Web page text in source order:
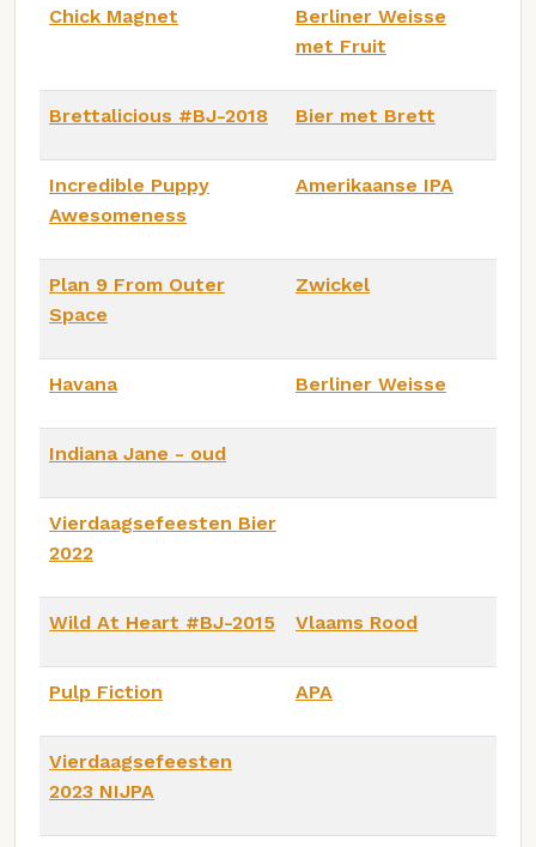
Chick Magnet
Berliner Weisse
met Fruit
Brettalicious #BJ-2018 Bier met Brett
Incredible Puppy
Awesomeness
Amerikaanse IPA
Plan 9 From Outer
Space
Zwickel
Havana Berliner Weisse
Indiana Jane - oud
Vierdaagsefeesten Bier
2022
Wild At Heart #BJ-2015 Vlaams Rood
Pulp Fiction APA
Vierdaagsefeesten
2023 NIJPA